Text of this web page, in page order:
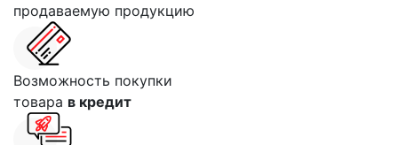
продаваемую продукцию
Возможность покупки
товара в кредит